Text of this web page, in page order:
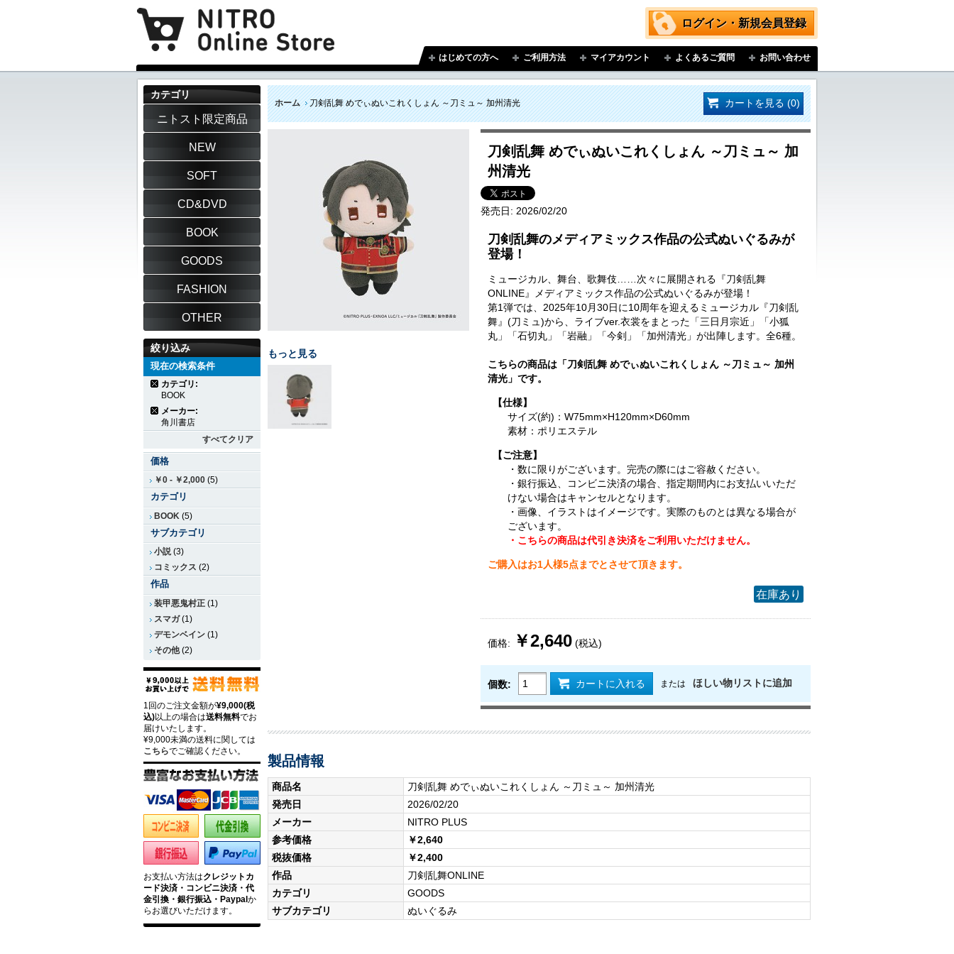
ログイン・新規会員登録
はじめての方へ ご利用方法 マイアカウント よくあるご質問 お問い合わせ
ホーム 刀剣乱舞 めでぃぬいこれくしょん ～刀ミュ～ 加州清光 カートを見る (0)
刀剣乱舞 めでぃぬいこれくしょん ～刀ミュ～ 加
州清光
発売日: 2026/02/20
刀剣乱舞のメディアミックス作品の公式ぬいぐるみが
登場！
ミュージカル、舞台、歌舞伎……次々に展開される『刀剣乱舞
ONLINE』メディアミックス作品の公式ぬいぐるみが登場！
第1弾では、2025年10月30日に10周年を迎えるミュージカル『刀剣乱
舞』(刀ミュ)から、ライブver.衣裳をまとった「三日月宗近」「小狐
丸」「石切丸」「岩融」「今剣」「加州清光」が出陣します。全6種。
こちらの商品は「刀剣乱舞 めでぃぬいこれくしょん ～刀ミュ～ 加州
清光」です。
【仕様】
サイズ(約)：W75mm×H120mm×D60mm
素材：ポリエステル
【ご注意】
・数に限りがございます。完売の際にはご容赦ください。
・銀行振込、コンビニ決済の場合、指定期間内にお支払いいただ
けない場合はキャンセルとなります。
・画像、イラストはイメージです。実際のものとは異なる場合が
ございます。
・こちらの商品は代引き決済をご利用いただけません。
ご購入はお1人様5点までとさせて頂きます。
在庫あり
価格: ￥2,640 (税込)
個数: カートに入れる または ほしい物リストに追加
もっと見る
製品情報
商品名
刀剣乱舞 めでぃぬいこれくしょん ～刀ミュ～ 加州清光
発売日
2026/02/20
メーカー
NITRO PLUS
参考価格
￥2,640
税抜価格
￥2,400
作品
刀剣乱舞ONLINE
カテゴリ
GOODS
サブカテゴリ
ぬいぐるみ
カテゴリ
ニトスト限定商品
NEW
SOFT
CD&DVD
BOOK
GOODS
FASHION
OTHER
絞り込み
現在の検索条件
カテゴリ:
BOOK
メーカー:
角川書店
すべてクリア
価格
￥0 - ￥2,000 (5)
カテゴリ
BOOK (5)
サブカテゴリ
小説(3)
コミックス (2)
作品
装甲悪鬼村正 (1)
スマガ(1)
デモンベイン (1)
その他(2)
1回のご注文金額が¥9,000(税
込)以上の場合は送料無料でお
届けいたします。
¥9,000未満の送料に関しては
こちらでご確認ください。
お支払い方法はクレジットカ
ード決済・コンビニ決済・代
金引換・銀行振込・Paypalか
らお選びいただけます。